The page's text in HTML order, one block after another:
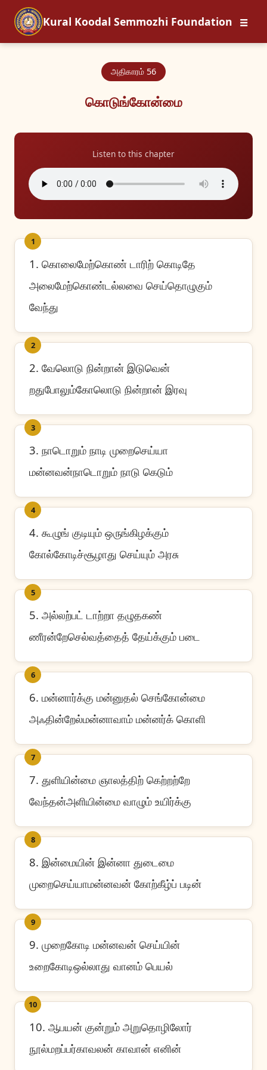
Kural Koodal Semmozhi Foundation ☰
அதிகாரம் 56
கொடுங்கோன்மை
Listen to this chapter
1
1. கொலைமேற்கொண் டாரிற் கொடிதே
அலைமேற்கொண்டல்லவை செய்தொழுகும்
வேந்து
2
2. வேலொடு நின்றான் இடுவென்
றதுபோலும்கோலொடு நின்றான் இரவு
3
3. நாடொறும் நாடி முறைசெய்யா
மன்னவன்நாடொறும் நாடு கெடும்
4
4. கூழுங் குடியும் ஒருங்கிழக்கும்
கோல்கோடிச்சூழாது செய்யும் அரசு
5
5. அல்லற்பட் டாற்றா தழுதகண்
ணீரன்றேசெல்வத்தைத் தேய்க்கும் படை
6
6. மன்னார்க்கு மன்னுதல் செங்கோன்மை
அஃதின்றேல்மன்னாவாம் மன்னர்க் கொளி
7
7. துளியின்மை ஞாலத்திற் கெற்றற்றே
வேந்தன்அளியின்மை வாழும் உயிர்க்கு
8
8. இன்மையின் இன்னா துடைமை
முறைசெய்யாமன்னவன் கோற்கீழ்ப் படின்
9
9. முறைகோடி மன்னவன் செய்யின்
உறைகோடிஒல்லாது வானம் பெயல்
10
10. ஆபயன் குன்றும் அறுதொழிலோர்
நூல்மறப்பர்காவலன் காவான் எனின்